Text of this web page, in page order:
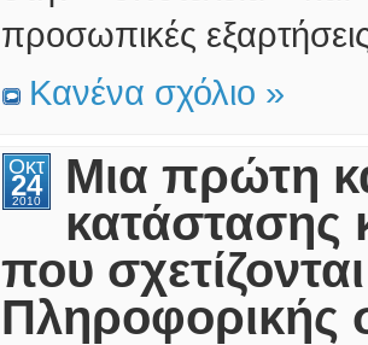
προσωπικές
Κανένα σχόλιο »
Οκτ
24
2010
Μια πρώτη
κατάστασης
που
Πληροφορικής